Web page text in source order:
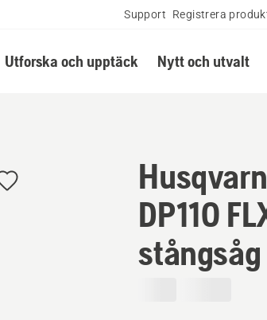
Support Registrera
Utforska och upptäck Nytt och utvalt
DP110
stångsåg